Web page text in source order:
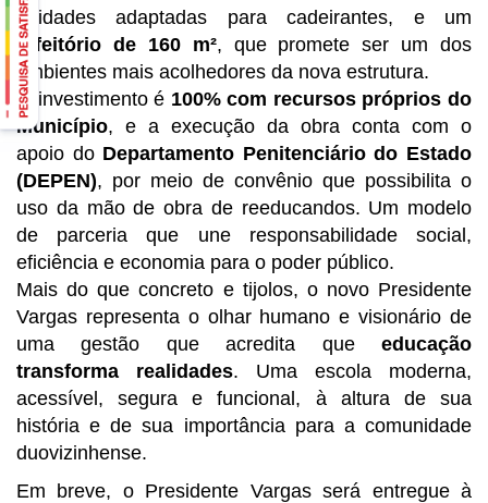
unidades adaptadas para cadeirantes, e um
refeitório de 160 m², que promete ser um dos
ambientes mais acolhedores da nova estrutura.
O investimento é 100% com recursos próprios do
Município, e a execução da obra conta com o
apoio do Departamento Penitenciário do Estado
(DEPEN), por meio de convênio que possibilita o
uso da mão de obra de reeducandos. Um modelo
de parceria que une responsabilidade social,
eficiência e economia para o poder público.
Mais do que concreto e tijolos, o novo Presidente
Vargas representa o olhar humano e visionário de
uma gestão que acredita que educação
transforma realidades. Uma escola moderna,
acessível, segura e funcional, à altura de sua
história e de sua importância para a comunidade
duovizinhense.
Em breve, o Presidente Vargas será entregue à